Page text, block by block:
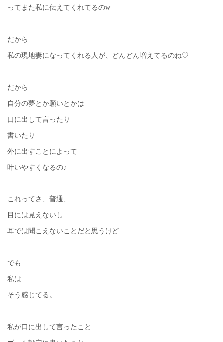
ってまた私に伝えてくれてるのw
だから
私の現地妻になってくれる人が、どんどん増えてるのね♡
だから
自分の夢とか願いとかは
口に出して言ったり
書いたり
外に出すことによって
叶いやすくなるの♪
これってさ、普通、
目には見えないし
耳では聞こえないことだと思うけど
でも
私は
そう感じてる。
私が口に出して言ったこと